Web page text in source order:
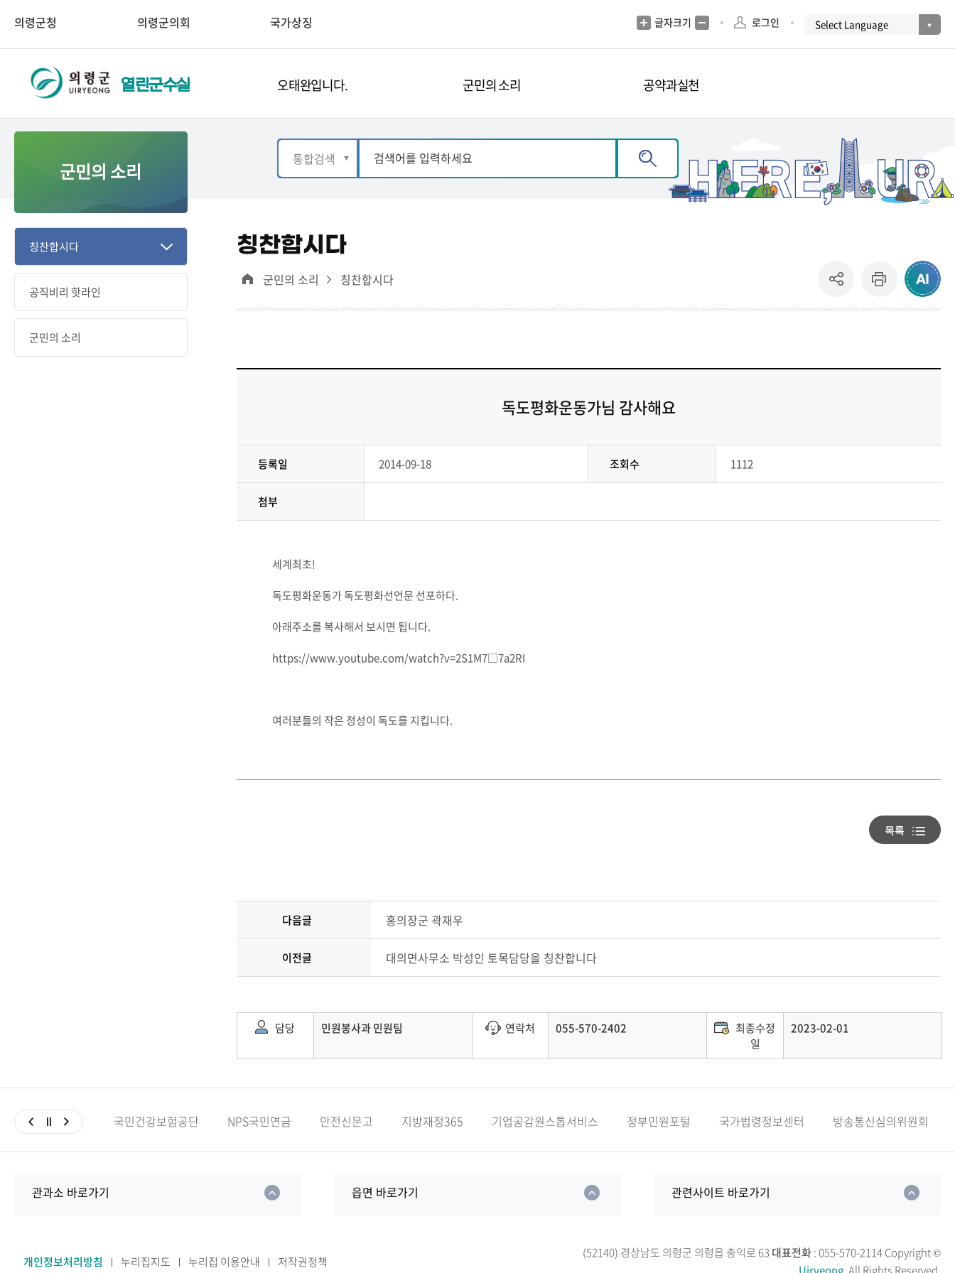
의령군청 의령군의회 국가상징 글자크기 로그인
열린군수실 오태완입니다. 군민의 소리 공약과실천
군민의 소리
칭찬합시다
공직비리 핫라인
군민의 소리
칭찬합시다
군민의 소리 칭찬합시다
독도평화운동가님 감사해요
등록일 2014-09-18 조회수 1112
첨부
세계최초!
독도평화운동가 독도평화선언문 선포하다.
아래주소를 복사해서 보시면 됩니다.
https://www.youtube.com/watch?v=2S1M7□7a2RI
여러분들의 작은 정성이 독도를 지킵니다.
다음글 홍의장군 곽재우
이전글 대의면사무소 박성인 토목담당을 칭찬합니다
담당 민원봉사과 민원팀 연락처 055-570-2402
최종수정
일
2023-02-01
국민건강보험공단 NPS국민연금 안전신문고 지방재정365 기업공감원스톱서비스 정부민원포털 국가법령정보센터 방송통신심의위원회
관과소 바로가기 읍면 바로가기 관련사이트 바로가기
개인정보처리방침 누리집지도 누리집 이용안내 저작권정책
(52140) 경상남도 의령군 의령읍 충익로 63 대표전화: 055-570-2114Copyright ©